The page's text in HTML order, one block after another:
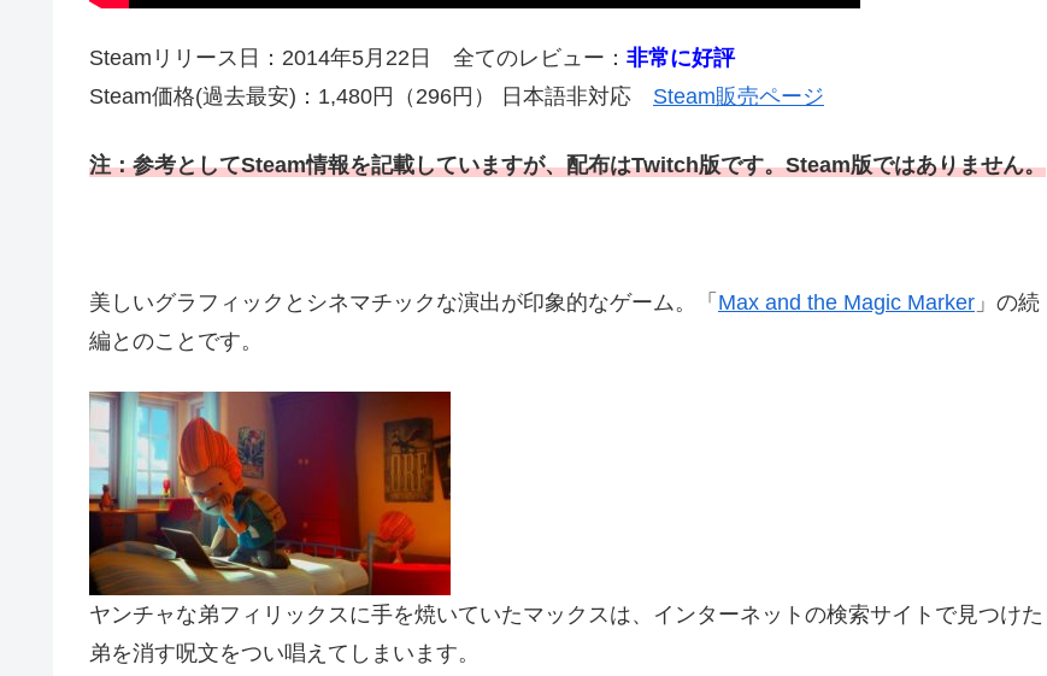
Steamリリース日：2014年5月22日 全てのレビュー： 非常に好評
Steam価格(過去最安)：1,480円（296円） 日本語非対応 Steam販売ページ
注：参考としてSteam情報を記載していますが、配布はTwitch版です。Steam版ではありません。
美しいグラフィックとシネマチックな演出が印象的なゲーム。「 Max and the Magic Marker 」の続
編とのことです。
ヤンチャな弟フィリックスに手を焼いていたマックスは、インターネットの検索サイトで見つけた
弟を消す呪文をつい唱えてしまいます。